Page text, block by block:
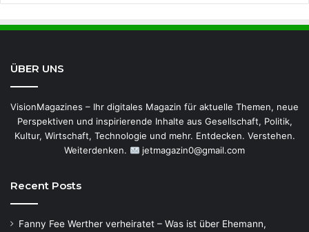
ÜBER UNS
VisionMagazines – Ihr digitales Magazin für aktuelle Themen, neue
Perspektiven und inspirierende Inhalte aus Gesellschaft, Politik,
Kultur, Wirtschaft, Technologie und mehr. Entdecken. Verstehen.
Weiterdenken.
jetmagazin0@gmail.com
Recent Posts
Fanny Fee Werther verheiratet – Was ist über Ehemann,